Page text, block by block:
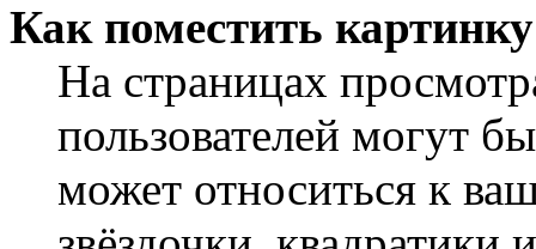
Как поместить
На страницах
пользователей могут
может относиться к